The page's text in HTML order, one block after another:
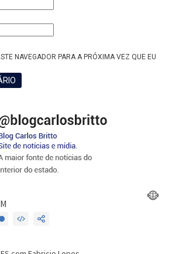
NAVEGADOR PARA A PRÓXIMA VEZ QUE EU